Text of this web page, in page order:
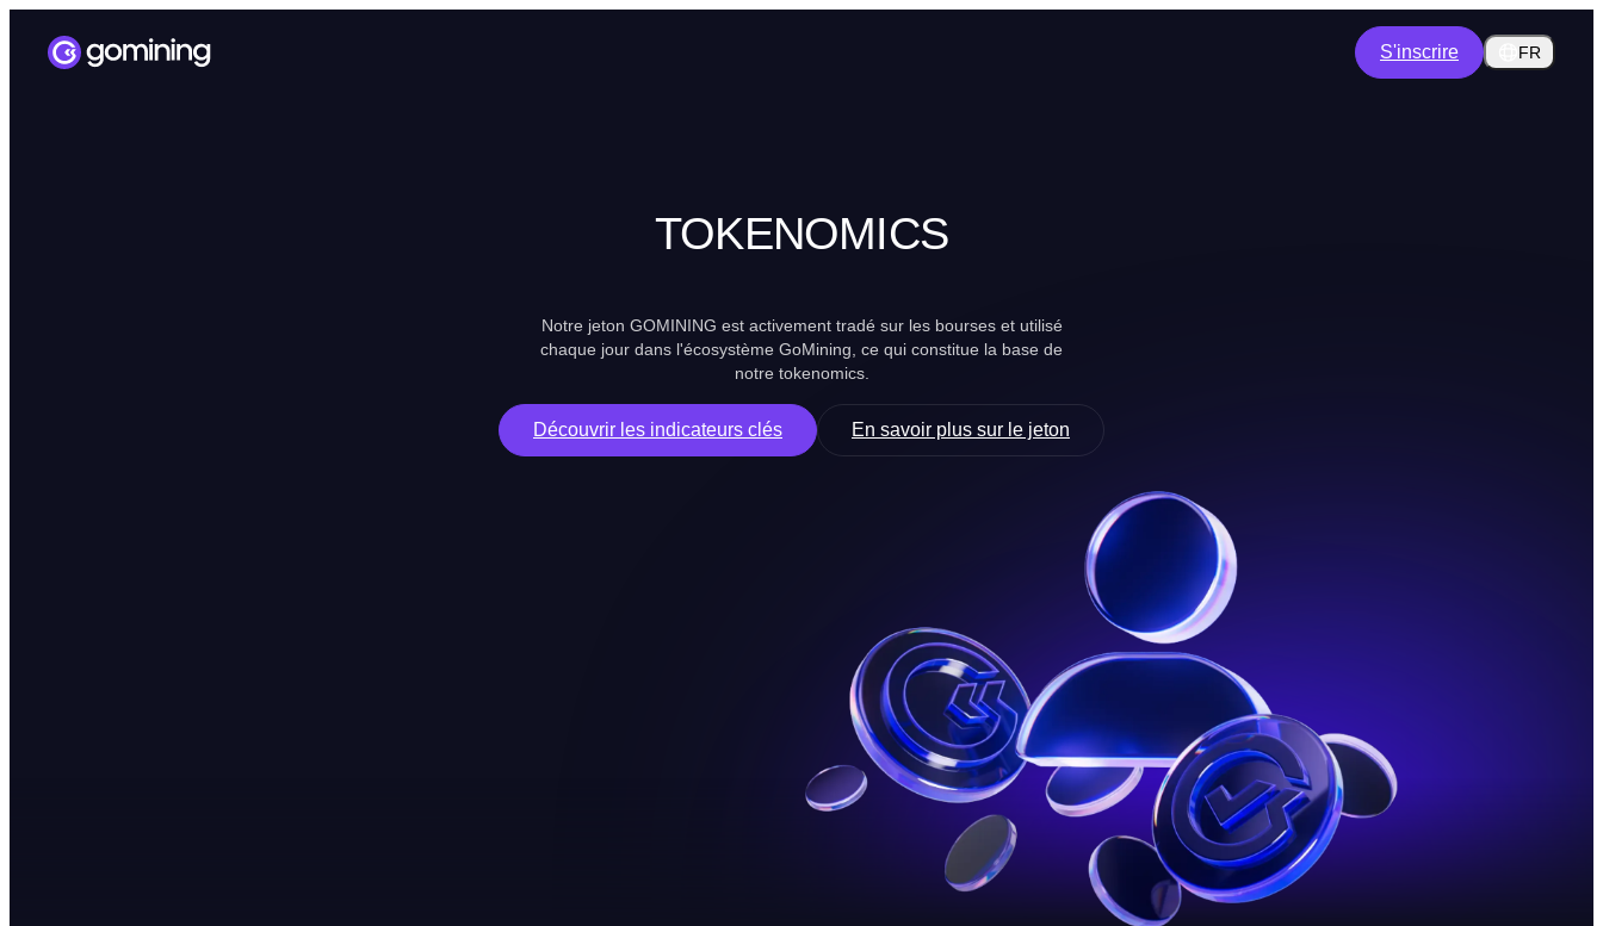
S'inscrire FR
TOKENOMICS
Notre jeton GOMINING est activement tradé sur les bourses et utilisé
chaque jour dans l'écosystème GoMining, ce qui constitue la base de
notre tokenomics.
Découvrir les indicateurs clés En savoir plus sur le jeton